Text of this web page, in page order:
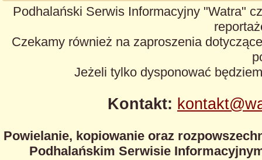
Podhalański Serwis Informacyjny "Watra"
Czekamy również na zaproszenia
Jeżeli tylko dysponować
Kontakt:
Powielanie, kopiowanie oraz
Podhalańskim Serwisie